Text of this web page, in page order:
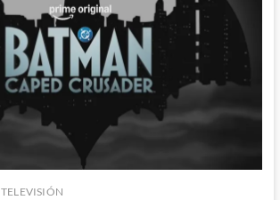
TELEVISIÓN